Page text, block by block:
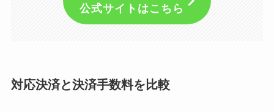
公式サイトはこちら
対応決済と決済手数料を比較